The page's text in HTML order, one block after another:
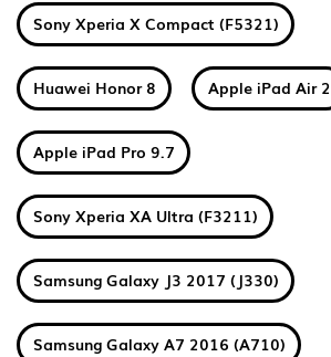
Sony Xperia X Compact (F5321)
Huawei Honor 8 Apple iPad Air 2
Apple iPad Pro 9.7
Sony Xperia XA Ultra (F3211)
Samsung Galaxy J3 2017 (J330)
Samsung Galaxy A7 2016 (A710)